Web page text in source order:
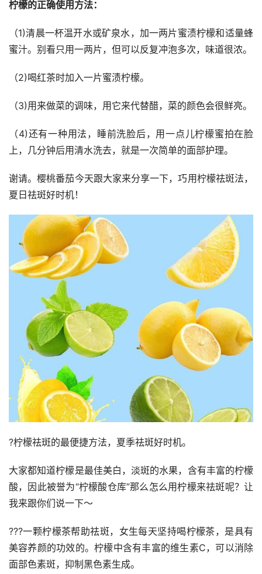
柠檬的正确使用方法：
（1)清晨一杯温开水或矿泉水，加一两片蜜渍柠檬和适量蜂
蜜汁。别看只用一两片，但可以反复冲泡多次，味道很浓。
（2)喝红茶时加入一片蜜渍柠檬。
（3)用来做菜的调味，用它来代替醋，菜的颜色会很鲜亮。
（4)还有一种用法，睡前洗脸后，用一点儿柠檬蜜拍在脸
上，几分钟后用清水洗去，就是一次简单的面部护理。
谢请。樱桃番茄今天跟大家来分享一下，巧用柠檬祛斑法，
夏日祛斑好时机！
?柠檬祛斑的最便捷方法，夏季祛斑好时机。
大家都知道柠檬是最佳美白，淡斑的水果，含有丰富的柠檬
酸，因此被誉为“柠檬酸仓库”那么怎么用柠檬来祛斑呢？让
我来跟你们说一下～
???一颗柠檬茶帮助祛斑，女生每天坚持喝柠檬茶，是具有
美容养颜的功效的。柠檬中含有丰富的维生素C，可以消除
面部色素斑，抑制黑色素生成。